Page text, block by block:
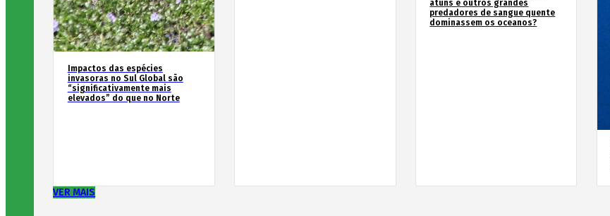
Impactos das espécies
invasoras no Sul Global são
“significativamente mais
elevados” do que no Norte
atuns e outros grandes
predadores de sangue quente
dominassem os oceanos?
VER MAIS